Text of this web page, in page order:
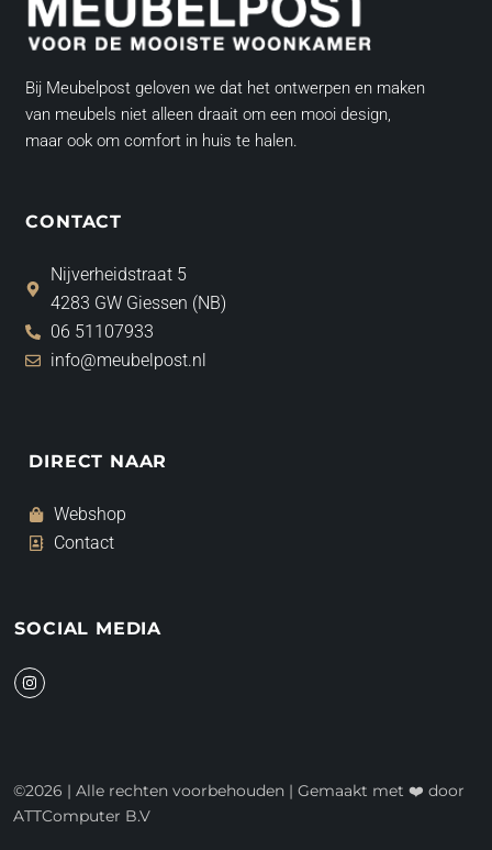
Bij Meubelpost geloven we dat het ontwerpen en maken
van meubels niet alleen draait om een mooi design,
maar ook om comfort in huis te halen.
CONTACT
Nijverheidstraat 5
4283 GW Giessen (NB)
06 51107933
info@meubelpost.nl
DIRECT NAAR
Webshop
Contact
SOCIAL MEDIA
I
n
s
a
m
©2026 | Alle rechten voorbehouden | Gemaakt met ❤️ door
ATTComputer B.V